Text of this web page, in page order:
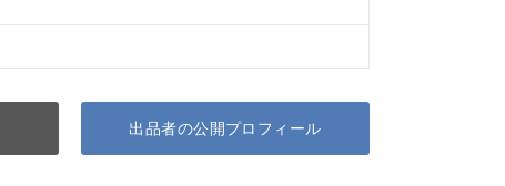
出品者の公開プロフィール